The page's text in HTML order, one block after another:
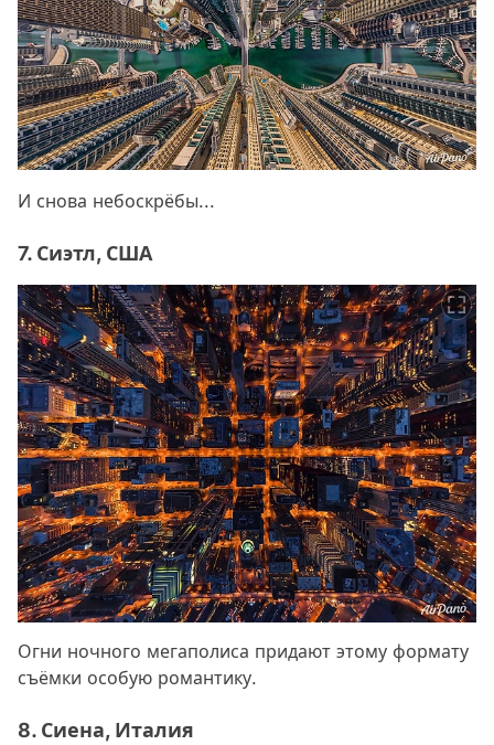
И снова небоскрёбы...
7. Сиэтл, США
Огни ночного мегаполиса придают этому формату
съёмки особую романтику.
8. Сиена, Италия